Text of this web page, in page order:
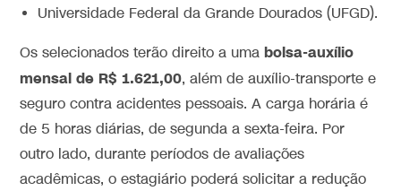
Universidade Federal da Grande Dourados (UFGD).
Os selecionados terão direito a umabolsa-auxílio
mensal de R$ 1.621,00, além de auxílio-transporte e
seguro contra acidentes pessoais. A carga horária é
de 5 horas diárias, de segunda a sexta-feira. Por
outro lado, durante períodos de avaliações
acadêmicas, o estagiário poderá solicitar a redução